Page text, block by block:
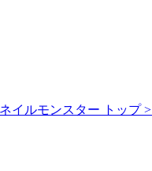
イルモンスター トップ >